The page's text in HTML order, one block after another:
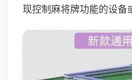
现控制麻将牌功能的设备